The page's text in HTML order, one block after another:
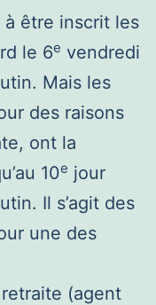
à être inscrit les
le 6e vendredi
Mais les
des raisons
ont la
10e jour
Il s’agit des
une des
(agent